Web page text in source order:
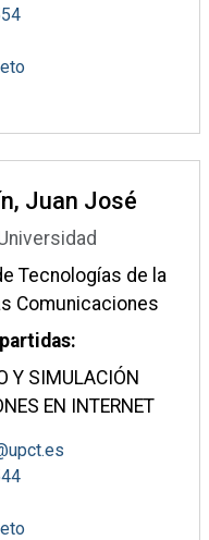
Juan José
Tecnologías de la
Comunicaciones
Y SIMULACIÓN
EN INTERNET